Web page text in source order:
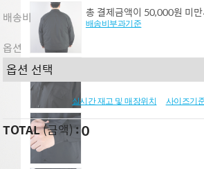
배송비 총 결제금액이 50,000원 미
배송비부과기준
옵션
실시간 재고 및 매장위치 사이즈기
TOTAL(금액) 0